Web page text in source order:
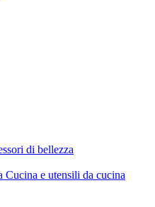
di bellezza
Cucina e utensili da cucina